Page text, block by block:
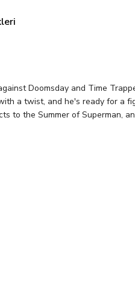
Doomsday and Time
a twist, and he's ready for a
to the Summer of Superman,